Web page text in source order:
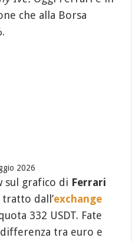
che alla Borsa
2026
sul grafico di Ferrari
dall’exchange
332 USDT. Fate
tra euro e